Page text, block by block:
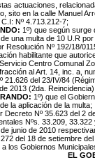
actuaciones,
sito en la calle Manuel
Nº 4.713.212-7;
1º) que según
una multa de 10 U.R
Resolución Nº 192/18/
habilitante que
Centro Comunal
al Art. 14, inc. a,
21.626 del 23/IV/84
2013 (2da. Reincidencia);
1º) que el
la aplicación de la multa;
Decreto Nº 35.623 del 2
Nºs. 33.209,
junio de 2010
del 18 de setiembre
los Gobiernos
EL